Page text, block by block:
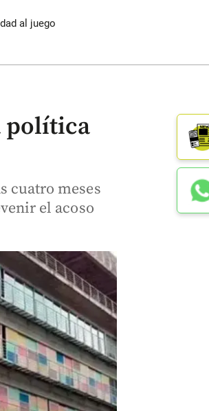
al juego
política
cuatro meses
el acoso